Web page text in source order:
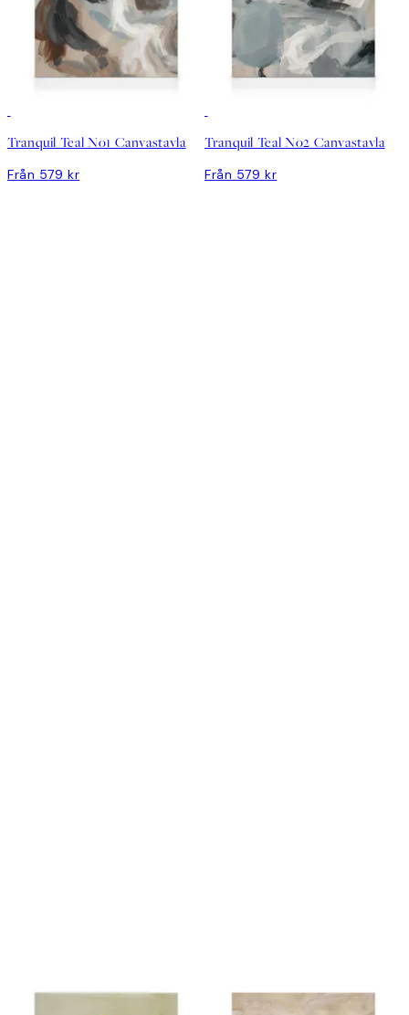
Tranquil Teal No1 Canvastavla
Från 579 kr
Tranquil Teal No2 Canvastavla
Från 579 kr